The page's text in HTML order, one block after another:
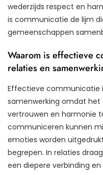
wederzijds respect en
is communicatie de lijm
gemeenschappen
Waarom is effectieve
relaties en
Effectieve communicatie
samenwerking omdat het
vertrouwen en harmonie
communiceren kunnen
emoties worden
begrepen. In relaties
een diepere verbinding